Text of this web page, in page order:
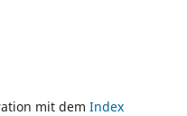
mit dem Index